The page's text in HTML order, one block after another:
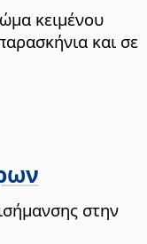
κειμένου
και σε
στην